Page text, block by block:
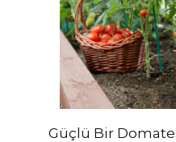
Güçlü Bir